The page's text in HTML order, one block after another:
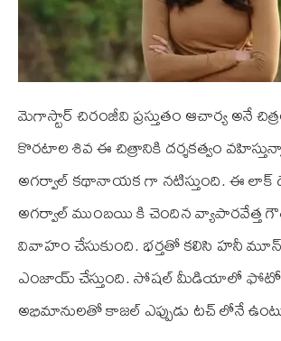
మెగాస్టార్ చిరంజీవి ప్రస్తుతం ఆచార్య అనే
కొరటాల శివ ఈ చిత్రానికి దర్శకత్వం
అగర్వాల్ కథానాయక గా నటిస్తుంది. ఈ
అగర్వాల్ ముంబయి కి చెందిన వ్యాపారవేత్త
వివాహం చేసుకుంది. భర్తతో కలిసి హనీ
ఎంజాయ్ చేస్తుంది. సోషల్ మీడియాలో
అభిమానులతో కాజల్ ఎప్పుడు టచ్ లోనే